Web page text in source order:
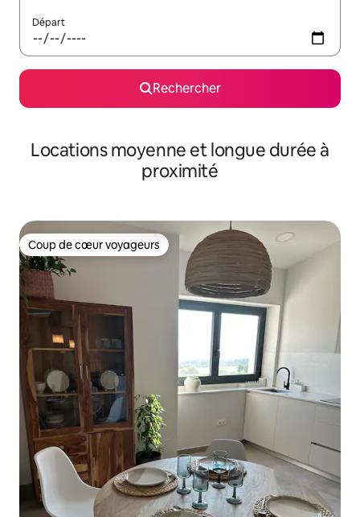
Départ
Rechercher
Locations moyenne et longue durée à
proximité
Coup de cœur voyageurs
Coup de cœur voyageurs